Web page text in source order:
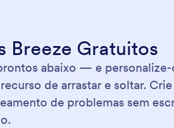
Breeze Gratuitos
abaixo — e
de arrastar e soltar.
de problemas sem